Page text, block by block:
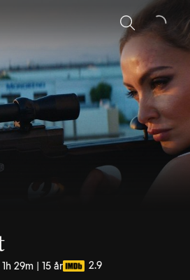
Sök
29m | 15 år 2.9